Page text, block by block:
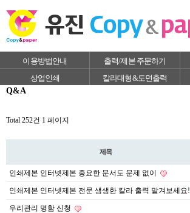
이용방법안내 출력/제본 주문하기
상업인쇄
칼라대형&도면출력
Q&A
Total 252건 1 페이지
제목
인쇄제본 인터넷제본 중요한 문서도 문제 없이
인쇄제본 인터넷제본 전문 생생한 칼라 출력 맡겨보세요!
우리관리 명함 신청